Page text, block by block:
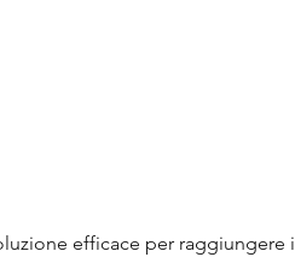
efficace per raggiungere i